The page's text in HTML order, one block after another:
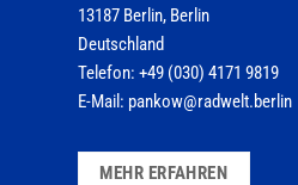
13187Berlin, Berlin
Deutschland
Telefon: +49 (030) 4171 9819
E-Mail: pankow@radwelt.berlin
MEHR ERFAHREN